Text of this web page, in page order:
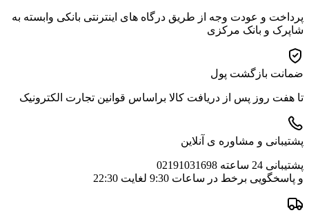
پرداخت و عودت وجه از طریق درگاه های اینترنتی بانکی وابسته به
شاپرک و بانک مرکزی
ضمانت بازگشت پول
تا هفت روز پس از دریافت کالا براساس قوانین تجارت الکترونیک
پشتیبانی و مشاوره ی آنلاین
پشتیبانی 24 ساعته 02191031698
و پاسخگویی برخط در ساعات 9:30 لغایت 22:30